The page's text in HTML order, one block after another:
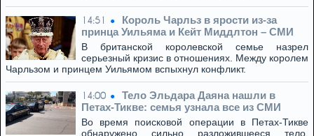
14:51
Король Чарльз в ярости из-за
принца Уильяма и Кейт Миддлтон – СМИ
В британской королевской семье назрел
серьезный кризис в отношениях. Между королем
Чарльзом и принцем Уильямом вспыхнул конфликт.
14:00
Тело Эльдара Даяна нашли в
Петах-Тикве: семья узнала все из СМИ
Во время поисковой операции в Петах-Тикве
обнаружено сильно разложившееся тело,